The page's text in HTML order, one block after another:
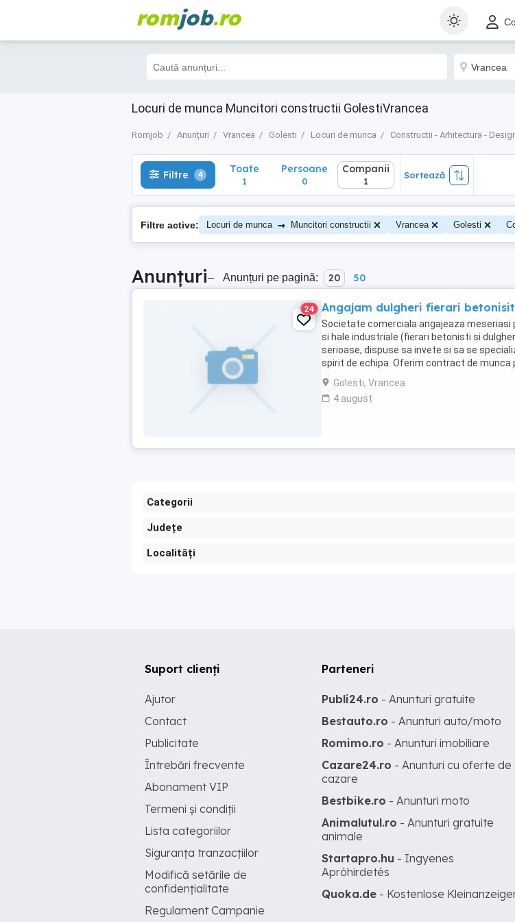
romjob.ro
Locuri de munca Muncitori constructii GolestiVrancea
Romjob Anunțuri Vrancea Golesti Locuri de munca Constructii - Arhitectura -
Filtre 4 Toate
1
Filtre 4 Toate
1
Persoane
0
Companii
1
Sortează
Filtre active: Locuri de munca → Muncitori constructii Vrancea Golesti
Anunțuri– Anunțuri pe pagină: 20 50
24 Angajam dulgheri fierari
Societate comerciala angajeaza
si hale industriale (fierari betonisti si
serioase, dispuse sa invete si sa se
spirit de echipa. Oferim contract de munca
si pachet salarial ...
Golesti, Vrancea
4 august
Categorii
Județe
Localități
Suport clienți
Ajutor
Contact
Publicitate
Întrebări frecvente
Abonament VIP
Termeni și condiții
Lista categoriilor
Siguranța tranzacțiilor
Modifică setările de
confidențialitate
Regulament Campanie
Parteneri
Publi24.ro - Anunturi gratuite
Bestauto.ro - Anunturi auto/moto
Romimo.ro - Anunturi imobiliare
Cazare24.ro - Anunturi cu oferte de
cazare
Bestbike.ro - Anunturi moto
Animalutul.ro - Anunturi gratuite
animale
Startapro.hu - Ingyenes
Apróhirdetés
Quoka.de - Kostenlose